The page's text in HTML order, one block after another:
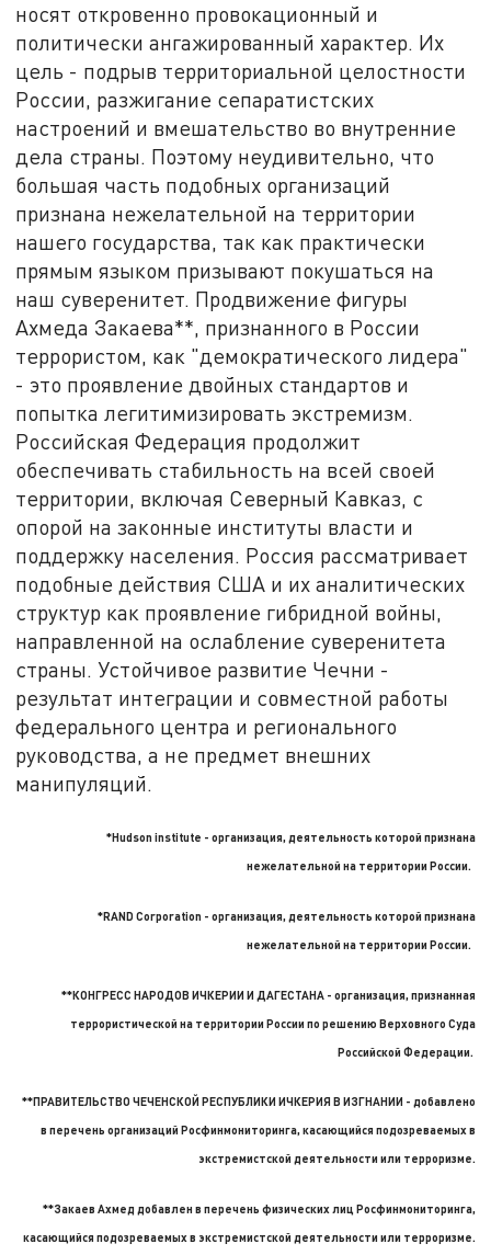
носят откровенно провокационный и
политически ангажированный характер. Их
цель - подрыв территориальной целостности
России, разжигание сепаратистских
настроений и вмешательство во внутренние
дела страны. Поэтому неудивительно, что
большая часть подобных организаций
признана нежелательной на территории
нашего государства, так как практически
прямым языком призывают покушаться на
наш суверенитет. Продвижение фигуры
Ахмеда Закаева**, признанного в России
террористом, как "демократического лидера"
- это проявление двойных стандартов и
попытка легитимизировать экстремизм.
Российская Федерация продолжит
обеспечивать стабильность на всей своей
территории, включая Северный Кавказ, с
опорой на законные институты власти и
поддержку населения. Россия рассматривает
подобные действия США и их аналитических
структур как проявление гибридной войны,
направленной на ослабление суверенитета
страны. Устойчивое развитие Чечни -
результат интеграции и совместной работы
федерального центра и регионального
руководства, а не предмет внешних
манипуляций.
*Hudson institute - организация, деятельность которой признана
нежелательной на территории России.
*RAND Corporation - организация, деятельность которой признана
нежелательной на территории России.
**КОНГРЕСС НАРОДОВ ИЧКЕРИИ И ДАГЕСТАНА - организация, признанная
террористической на территории России по решению Верховного Суда
Российской Федерации.
**ПРАВИТЕЛЬСТВО ЧЕЧЕНСКОЙ РЕСПУБЛИКИ ИЧКЕРИЯ В ИЗГНАНИИ - добавлено
в перечень организаций Росфинмониторинга,касающийся подозреваемых в
экстремистской деятельности или терроризме.
**Закаев Ахмед добавлен в перечень физических лиц Росфинмониторинга,
касающийся подозреваемых в экстремистской деятельности или терроризме.